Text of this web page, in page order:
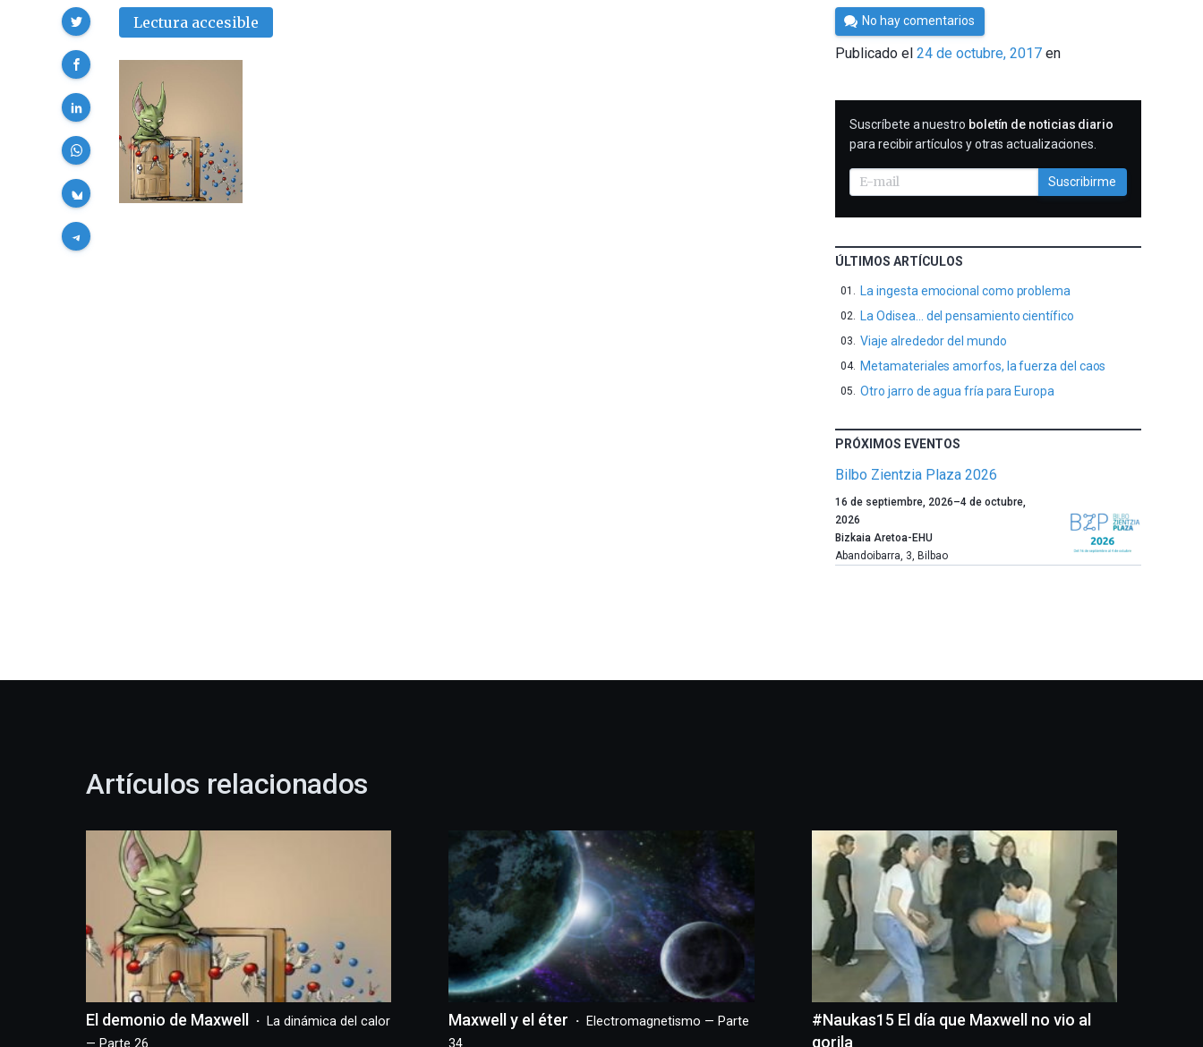
Lectura accesible
Compartir
Por
César
Tomé
No hay comentarios
Publicado el24 de octubre, 2017 en
SUSCRIBIRME
Suscríbete a nuestro boletín de noticias diario
para recibir artículos y otras actualizaciones.
Suscribirme
ÚLTIMOS ARTÍCULOS
La ingesta emocional como problema
La Odisea… del pensamiento científico
Viaje alrededor del mundo
Metamateriales amorfos, la fuerza del caos
Otro jarro de agua fría para Europa
PRÓXIMOS EVENTOS
Bilbo Zientzia Plaza 2026
Un
año
más,
Bilbao
la
Plaza
(BZP),
un
festival
que
llenará
la
ciudad
monólogos,
exposiciones,
conferencias,
16 de septiembre, 2026–4 de octubre,
2026
Bizkaia Aretoa-EHU
Abandoibarra, 3, Bilbao
Artículos relacionados
El demonio de Maxwell
La dinámica del calor
— Parte 26
Maxwell y el éter
Electromagnetismo — Parte
34
#Naukas15 El día que Maxwell no vio al
gorila